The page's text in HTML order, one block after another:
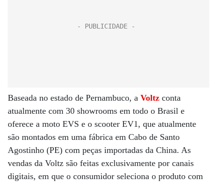
Baseada no estado de Pernambuco, a Voltz conta
atualmente com 30 showrooms em todo o Brasil e
oferece a moto EVS e o scooter EV1, que atualmente
são montados em uma fábrica em Cabo de Santo
Agostinho (PE) com peças importadas da China. As
vendas da Voltz são feitas exclusivamente por canais
digitais, em que o consumidor seleciona o produto com